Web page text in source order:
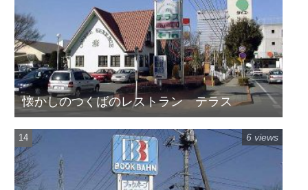
懐かしのつくばのレストラン テラス
6 views